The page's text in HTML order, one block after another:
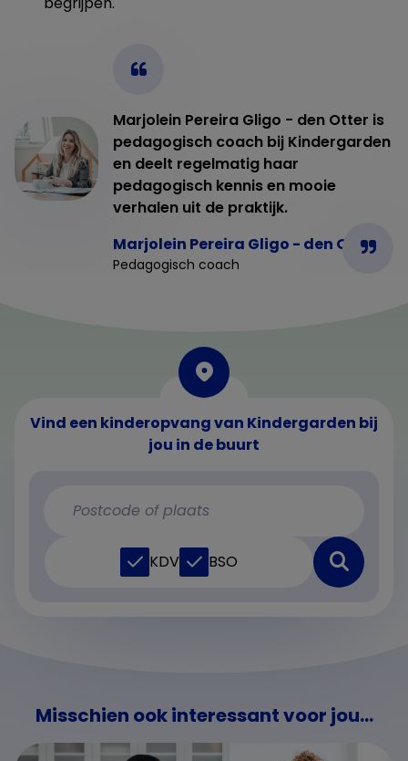
Marjolein Pereira Gligo - den Otter is
pedagogisch coach bij Kindergarden
en deelt regelmatig haar
pedagogisch kennis en mooie
verhalen uit de praktijk.
Marjolein Pereira Gligo - den Otter
Pedagogisch coach
Vind een kinderopvang van Kindergarden bij
jou in de buurt
KDV BSO
Misschien ook interessant voor jou...